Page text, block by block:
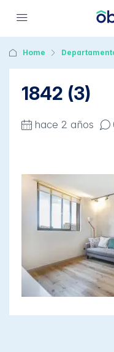
Home
1842 (3)
hace 2 años